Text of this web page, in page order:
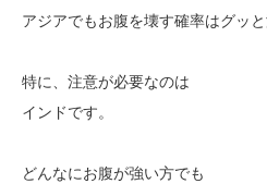
アジアでもお腹を壊す確率はグッと
特に、注意が必要なのは
インドです。
どんなにお腹が強い方でも